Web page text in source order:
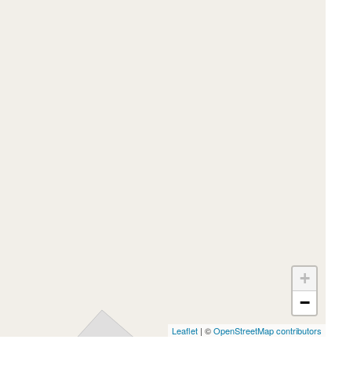
+
−
Leaflet | ©OpenStreetMap contributors